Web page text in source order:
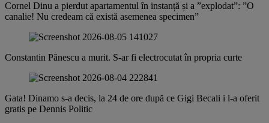
Cornel Dinu a pierdut apartamentul în instanță și a ”explodat”: ”O
canalie! Nu credeam că există asemenea specimen”
Constantin Pănescu a murit. S-ar fi electrocutat în propria curte
Gata! Dinamo s-a decis, la 24 de ore după ce Gigi Becali i l-a oferit
gratis pe Dennis Politic